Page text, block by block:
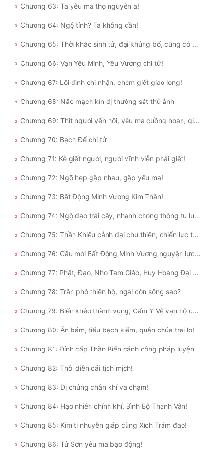
Chương 63: Ta yêu ma thọ nguyên a!
Chương 64: Ngộ tính? Ta không cần!
Chương 65: Thời khắc sinh tử, đại khủng bố, cũng có đại cơ duyên!
Chương 66: Vạn Yêu Minh, Yêu Vương chi tử!
Chương 67: Lôi đình chi nhận, chém giết giao long!
Chương 68: Não mạch kín dị thường sát thủ ảnh
Chương 69: Thịt người yến hội, yêu ma cuồng hoan, giết không tha!
Chương 70: Bạch Đế chi tử
Chương 71: Kẻ giết người, người vĩnh viễn phải giết!
Chương 72: Ngõ hẹp gặp nhau, gặp yêu ma!
Chương 73: Bất Động Minh Vương Kim Thân!
Chương 74: Ngộ đạo trái cây, nhanh chóng thông tu luyện!
Chương 75: Thần Khiếu cảnh đại chu thiên, chiến lực tăng vọt, ngược gió lật bàn!
Chương 76: Cầu mời Bất Động Minh Vương nguyện lực gia trì!
Chương 77: Phật, Đạo, Nho Tam Giáo, Huy Hoàng Đại Đạo Truyền Chúng Sinh!
Chương 78: Trần phó thiên hộ, ngài còn sống sao?
Chương 79: Biến khéo thành vụng, Cẩm Y Vệ vạn hộ căm thù!
Chương 80: Ăn bám, tiểu bạch kiểm, quận chúa trai lơ!
Chương 81: Đỉnh cấp Thần Biến cảnh công pháp luyện thể!
Chương 82: Thôi diễn cái tịch mịch!
Chương 83: Dị chủng chân khí va chạm!
Chương 84: Hạo nhiên chính khí, Bình Bộ Thanh Vân!
Chương 85: Kim ti nhuyễn giáp cùng Xích Trảm đao!
Chương 86: Tử Sơn yêu ma bạo động!